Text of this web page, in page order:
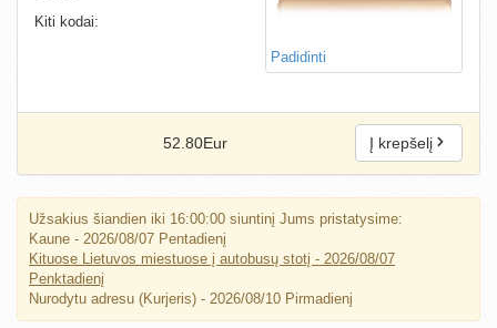
Kiti kodai:
Padidinti
Į krepšelį
52.80Eur
Užsakius šiandien iki 16:00:00 siuntinį Jums pristatysime:
Kaune - 2026/08/07 Pentadienį
Kituose Lietuvos miestuose į autobusų stotį - 2026/08/07
Penktadienį
Nurodytu adresu (Kurjeris) - 2026/08/10 Pirmadienį